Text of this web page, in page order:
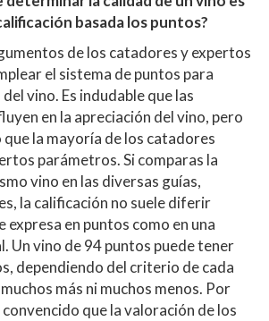
basada los puntos?
de los catadores y expertos
el sistema de puntos para
vino. Es indudable que las
en la apreciación del vino, pero
la mayoría de los catadores
parámetros. Si comparas la
vino en las diversas guías,
la calificación no suele diferir
expresa en puntos como en una
Un vino de 94 puntos puede tener
dependiendo del criterio de cada
más ni muchos menos. Por
que la valoración de los